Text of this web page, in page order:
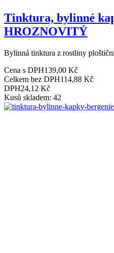
Tinktura, bylinné
HROZNOVITÝ
Bylinná tinktura z rostliny
Cena s DPH139,00 Kč
Celkem bez DPH114,88 Kč
DPH24,12 Kč
Kusů skladem: 42